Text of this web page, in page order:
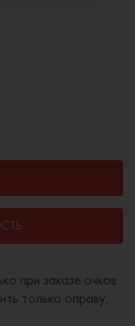
при заказе очков
только оправу,